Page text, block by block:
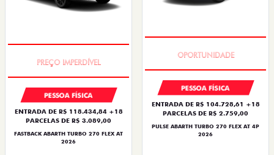
PESSOA FÍSICA
ENTRADA DE R$ 118.434,84 +18
PARCELAS DE R$ 3.089,00
FASTBACK ABARTH TURBO 270 FLEX AT
2026
PESSOA FÍSICA
ENTRADA DE R$ 104.728,61 +18
PARCELAS DE R$ 2.759,00
PULSE ABARTH TURBO 270 FLEX AT 4P
2026